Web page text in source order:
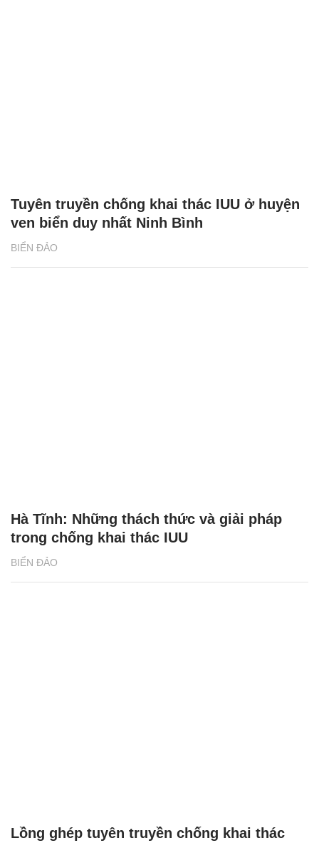
BIỂN ĐẢO
Tuyên truyền chống khai thác IUU ở huyện
ven biển duy nhất Ninh Bình
BIỂN ĐẢO
Hà Tĩnh: Những thách thức và giải pháp
trong chống khai thác IUU
Lồng ghép tuyên truyền chống khai thác